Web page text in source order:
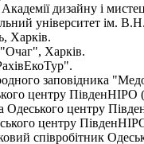
дизайну і
університет ім.
Харків.
"Очаг", Харків.
заповідника
центру ПівденНІРО
Одеського центру
центру
співробітник